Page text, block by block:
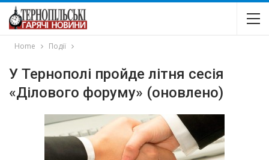
Home Події
У Тернополі пройде літня сесія
«Ділового форуму» (оновлено)